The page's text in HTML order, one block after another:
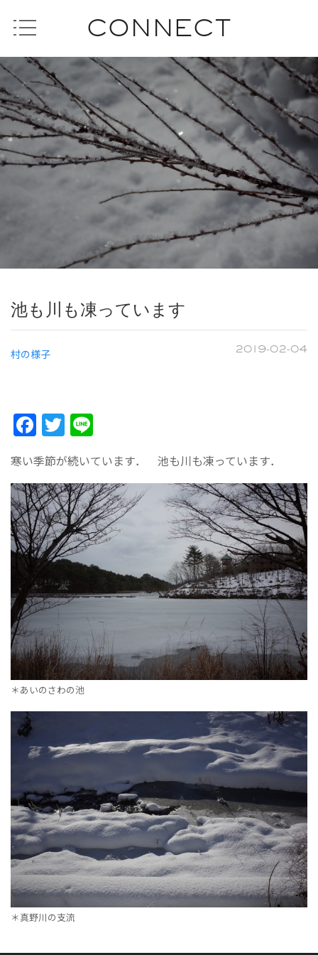
CONNECT
池も川も凍っています
2019-02-04
村の様子
Facebook
Twitter
寒い季節が続いています． 池も川も凍っています．
＊あいのさわの池
＊真野川の支流